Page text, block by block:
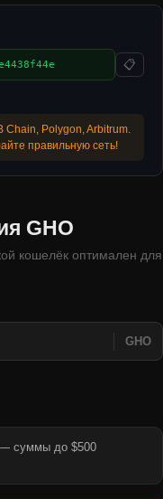
📋
Chain, Polygon, Arbitrum.
правильную сеть!
GHO
кошелёк оптимален для
GHO
— суммы до $500